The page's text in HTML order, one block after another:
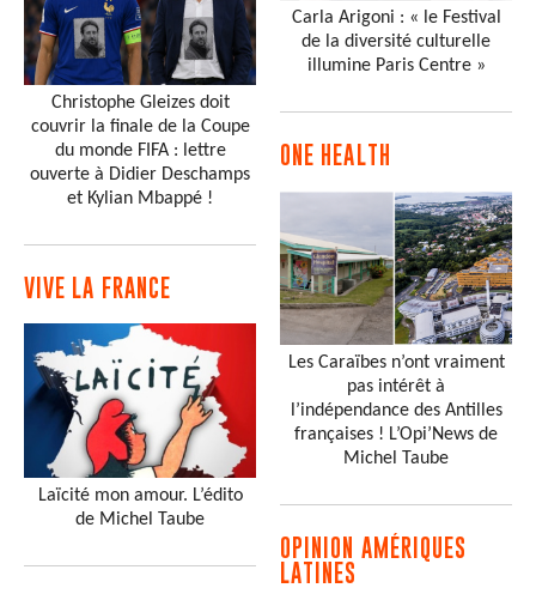
Christophe Gleizes doit
couvrir la finale de la Coupe
du monde FIFA : lettre
ouverte à Didier Deschamps
et Kylian Mbappé !
VIVE LA FRANCE
Laïcité mon amour. L’édito
de Michel Taube
Carla Arigoni : « le Festival
de la diversité culturelle
illumine Paris Centre »
ONE HEALTH
Les Caraïbes n’ont vraiment
pas intérêt à
l’indépendance des Antilles
françaises ! L’Opi’News de
Michel Taube
OPINION AMÉRIQUES
LATINES